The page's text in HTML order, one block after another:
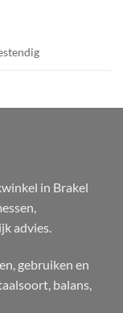
in Brakel
advies.
gebruiken en
balans,